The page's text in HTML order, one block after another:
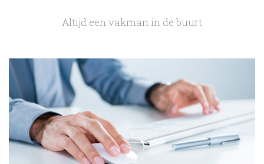
Altijd een vakman in de buurt